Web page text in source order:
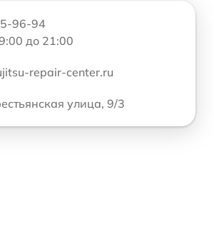
96-94
до 21:00
repair-center.ru
улица, 9/3